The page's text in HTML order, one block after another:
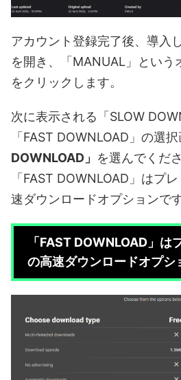
アカウント登録完了後、導入
を開き、「MANUAL」という
をクリックします。
次に表示される「SLOW
「FAST DOWNLOAD」の選択
DOWNLOAD」 を選んでくださ
「FAST DOWNLOAD」はプ
速ダウンロードオプションです
「FAST DOWNLOAD」は
の高速ダウンロードオプシ